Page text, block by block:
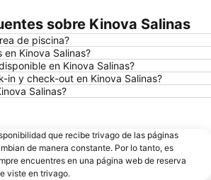
sobre Kinova Salinas
de piscina?
Kinova Salinas?
en Kinova Salinas?
in y check-out en Kinova Salinas?
Salinas?
que recibe trivago de las páginas
de manera constante. Por lo tanto, es
encuentres en una página web de reserva
viste en trivago.